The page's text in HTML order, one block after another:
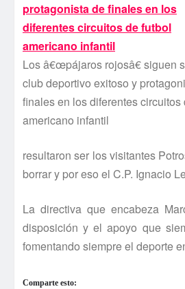
Los â€œpájaros rojosâ€ siguen
club deportivo exitoso y
finales en los diferentes circuitos
americano infantil
resultaron ser los visitantes
borrar y por eso el C.P. Ignacio
La directiva que encabeza
disposición y el apoyo que
fomentando siempre el deporte
Comparte esto: